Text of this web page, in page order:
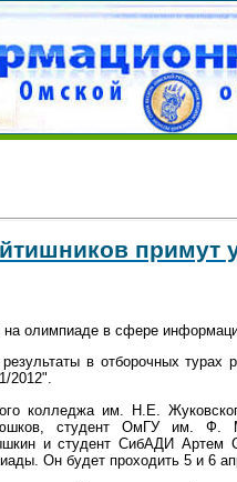
примут
олимпиаде в сфере
в отборочных
2012".
колледжа им. Н.Е.
студент ОмГУ им. Ф.
и студент СибАДИ Артем
Он будет проходить 5 и 6